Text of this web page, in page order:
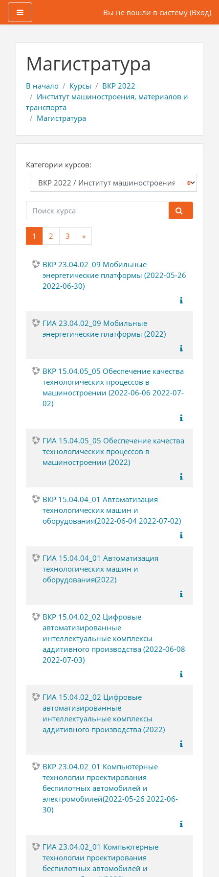
Вы не вошли в систему (Вход)
Магистратура
В начало Курсы
ВКР 2022
Институт машиностроения, материалов и
транспорта
Магистратура
Категории курсов:
Поиск курса
1 (current)
2 3 »Далее
ВКР 23.04.02_09 Мобильные
энергетические платформы (2022-05-26
2022-06-30)
ГИА 23.04.02_09 Мобильные
энергетические платформы (2022)
ВКР 15.04.05_05 Обеспечение качества
технологических процессов в
машиностроении (2022-06-06 2022-07-
02)
ГИА 15.04.05_05 Обеспечение качества
технологических процессов в
машиностроении (2022)
ВКР 15.04.04_01 Автоматизация
технологических машин и
оборудования(2022-06-04 2022-07-02)
ГИА 15.04.04_01 Автоматизация
технологических машин и
оборудования(2022)
ВКР 15.04.02_02 Цифровые
автоматизированные
интеллектуальные комплексы
аддитивного производства (2022-06-08
2022-07-03)
ГИА 15.04.02_02 Цифровые
автоматизированные
интеллектуальные комплексы
аддитивного производства (2022)
ВКР 23.04.02_01 Компьютерные
технологии проектирования
беспилотных автомобилей и
электромобилей(2022-05-26 2022-06-
30)
ГИА 23.04.02_01 Компьютерные
технологии проектирования
беспилотных автомобилей и